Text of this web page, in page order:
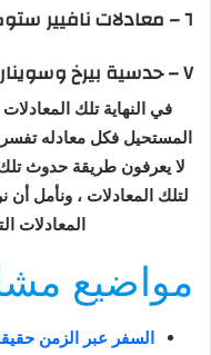
٦ – معادلات نافيير ستوكس
٧ – حدسية بيرخ وسوينارتون
في النهاية تلك
المستحيل فكل معادله
لا يعرفون طريقة حدوث
لتلك المعادلات ، ونأمل
المعادلات
مواضيع
السفر عبر الزمن